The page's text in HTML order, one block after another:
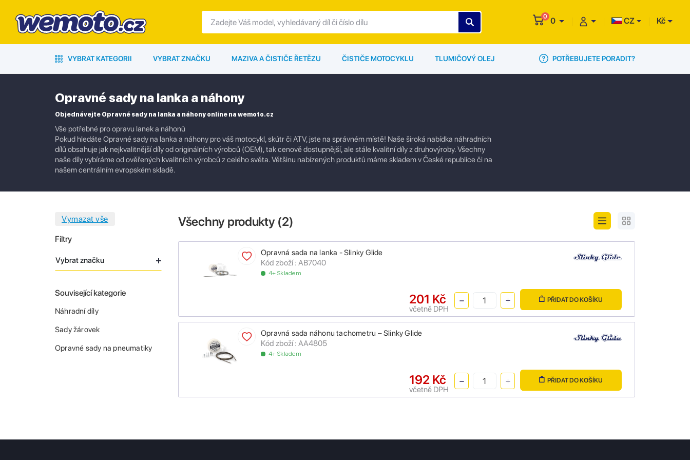
0 0 CZ Kč
VYBRAT KATEGORII VYBRAT ZNAČKU MAZIVA A ČISTIČE ŘETĚZU ČISTIČE MOTOCYKLU TLUMIČOVÝ OLEJ POTŘEBUJETE PORADIT?
Opravné sady na lanka a náhony
Objednávejte Opravné sady na lanka a náhony online na wemoto.cz
Vše potřebné pro opravu lanek a náhonů
Pokud hledáte Opravné sady na lanka a náhony pro váš motocykl, skútr či ATV, jste na správném místě! Naše široká nabídka náhradních
dílů obsahuje jak nejkvalitnější díly od originálních výrobců (OEM), tak cenově dostupnější, ale stále kvalitní díly z druhovýroby. Všechny
naše díly vybíráme od ověřených kvalitních výrobců z celého světa. Většinu nabízených produktů máme skladem v České republice či na
našem centrálním evropském skladě.
Filtry
Vybrat značku
Související kategorie
Náhradní díly
Sady žárovek
Opravné sady na pneumatiky
Všechny produkty (2)
Opravná sada na lanka - Slinky Glide
Kód zboží : AB7040
4+ Skladem
201 Kč
včetně DPH
PŘIDAT DO KOŠÍKU
Opravná sada náhonu tachometru – Slinky Glide
Kód zboží : AA4805
4+ Skladem
192 Kč
včetně DPH
PŘIDAT DO KOŠÍKU